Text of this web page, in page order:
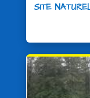
SITE